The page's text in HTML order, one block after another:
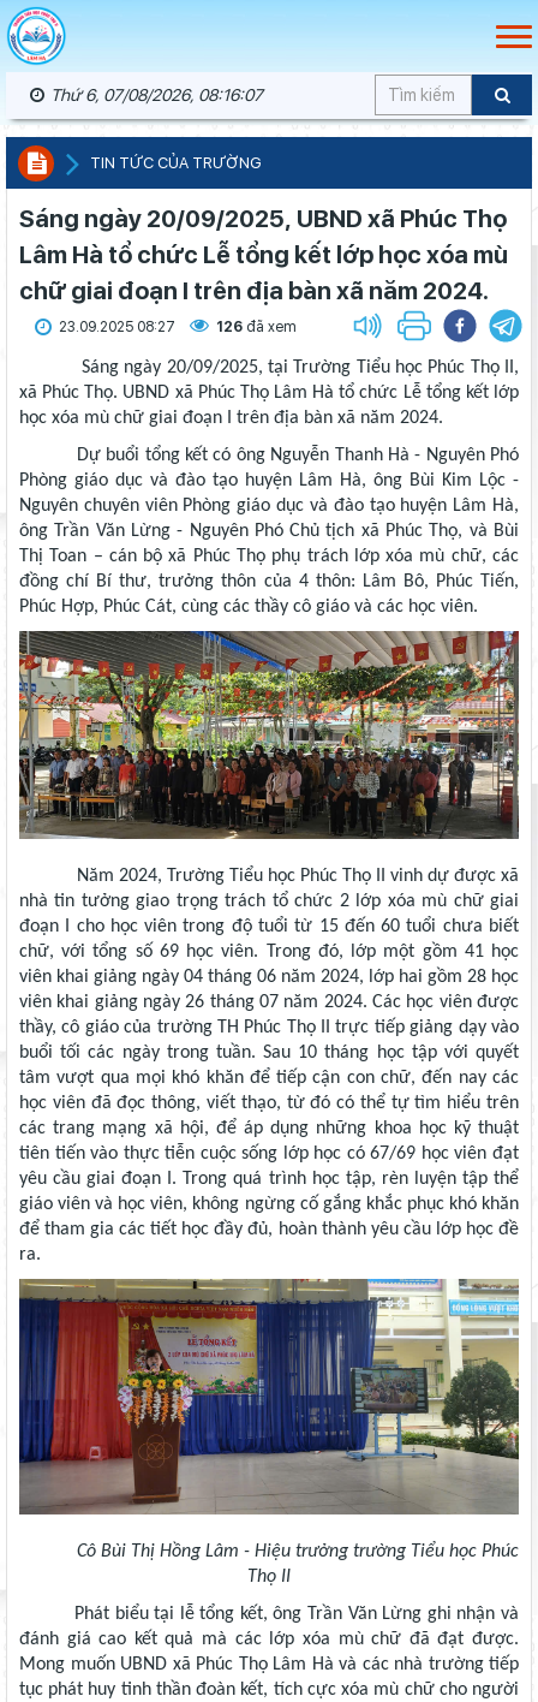
Thứ 6, 07/08/2026, 08:16:08
TIN TỨC CỦA TRƯỜNG
Sáng ngày 20/09/2025, UBND xã Phúc Thọ
Lâm Hà tổ chức Lễ tổng kết lớp học xóa mù
chữ giai đoạn I trên địa bàn xã năm 2024.
23.09.2025 08:27 126 đã xem
Sáng ngày 20/09/2025, tại Trường Tiểu học Phúc Thọ II,
xã Phúc Thọ. UBND xã Phúc Thọ Lâm Hà tổ chức Lễ tổng kết lớp
học xóa mù chữ giai đoạn I trên địa bàn xã năm 2024.
Dự buổi tổng kết có ông Nguyễn Thanh Hà - Nguyên Phó
Phòng giáo dục và đào tạo huyện Lâm Hà, ông Bùi Kim Lộc -
Nguyên chuyên viên Phòng giáo dục và đào tạo huyện Lâm Hà,
ông Trần Văn Lừng - Nguyên Phó Chủ tịch xã Phúc Thọ, và Bùi
Thị Toan – cán bộ xã Phúc Thọ phụ trách lớp xóa mù chữ, các
đồng chí Bí thư, trưởng thôn của 4 thôn: Lâm Bô, Phúc Tiến,
Phúc Hợp, Phúc Cát, cùng các thầy cô giáo và các học viên.
Năm 2024, Trường Tiểu học Phúc Thọ II vinh dự được xã
nhà tin tưởng giao trọng trách tổ chức 2 lớp xóa mù chữ giai
đoạn I cho học viên trong độ tuổi từ 15 đến 60 tuổi chưa biết
chữ, với tổng số 69 học viên. Trong đó, lớp một gồm 41 học
viên khai giảng ngày 04 tháng 06 năm 2024, lớp hai gồm 28 học
viên khai giảng ngày 26 tháng 07 năm 2024. Các học viên được
thầy, cô giáo của trường TH Phúc Thọ II trực tiếp giảng dạy vào
buổi tối các ngày trong tuần. Sau 10 tháng học tập với quyết
tâm vượt qua mọi khó khăn để tiếp cận con chữ, đến nay các
học viên đã đọc thông, viết thạo, từ đó có thể tự tìm hiểu trên
các trang mạng xã hội, để áp dụng những khoa học kỹ thuật
tiên tiến vào thực tiễn cuộc sống lớp học có 67/69 học viên đạt
yêu cầu giai đoạn I. Trong quá trình học tập, rèn luyện tập thể
giáo viên và học viên, không ngừng cố gắng khắc phục khó khăn
để tham gia các tiết học đầy đủ, hoàn thành yêu cầu lớp học đề
ra.
Cô Bùi Thị Hồng Lâm - Hiệu trưởng trường Tiểu học Phúc
Thọ II
Phát biểu tại lễ tổng kết, ông Trần Văn Lừng ghi nhận và
đánh giá cao kết quả mà các lớp xóa mù chữ đã đạt được.
Mong muốn UBND xã Phúc Thọ Lâm Hà và các nhà trường tiếp
tục phát huy tinh thần đoàn kết, tích cực xóa mù chữ cho người